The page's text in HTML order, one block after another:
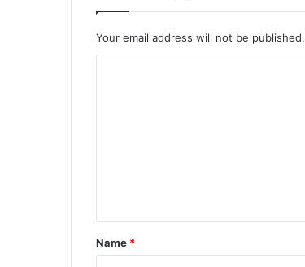
Your email address will not be published.
*
Name *